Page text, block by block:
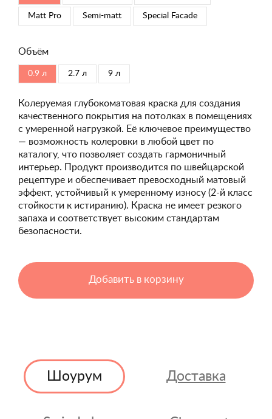
Matt Pro Semi-matt Special Faсade
Объём
0.9 л 2.7 л 9 л
Колеруемая глубокоматовая краска для создания
качественного покрытия на потолках в помещениях
с умеренной нагрузкой. Её ключевое преимущество
— возможность колеровки в любой цвет по
каталогу, что позволяет создать гармоничный
интерьер. Продукт производится по швейцарской
рецептуре и обеспечивает превосходный матовый
эффект, устойчивый к умеренному износу (2-й класс
стойкости к истиранию). Краска не имеет резкого
запаха и соответствует высоким стандартам
безопасности.
Добавить в корзину
Шоурум Доставка